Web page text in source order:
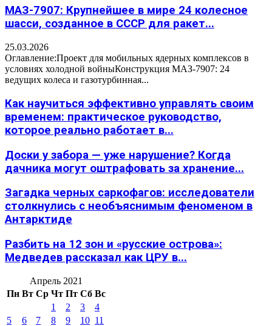
МАЗ-7907: Крупнейшее в мире 24 колесное
шасси, созданное в СССР для ракет...
25.03.2026
Оглавление:Проект для мобильных ядерных комплексов в
условиях холодной войныКонструкция МАЗ-7907: 24
ведущих колеса и газотурбинная...
Как научиться эффективно управлять своим
временем: практическое руководство,
которое реально работает в...
Доски у забора — уже нарушение? Когда
дачника могут оштрафовать за хранение...
Загадка черных саркофагов: исследователи
столкнулись с необъяснимым феноменом в
Антарктиде
Разбить на 12 зон и «русские острова»:
Медведев рассказал как ЦРУ в...
Апрель 2021
Пн Вт Ср Чт Пт Сб Вс
1
2 3
4
5
6 7 8 9 10 11